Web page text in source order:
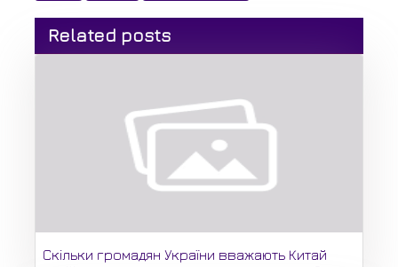
Related posts
Скільки громадян України вважають Китай